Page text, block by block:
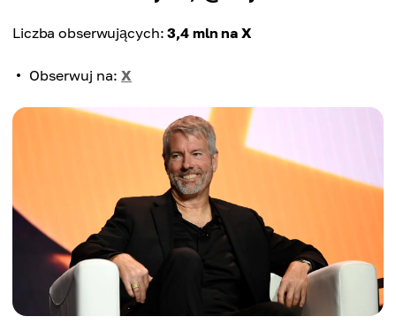
Liczba obserwujących:3,4 mln na X
Obserwuj na: X